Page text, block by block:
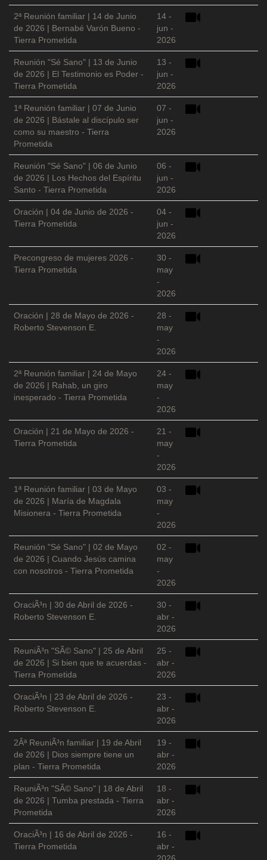
2ª Reunión familiar | 14 de Junio
de 2026 | Bernabé Varón Bueno -
Tierra Prometida
14 -
jun -
2026
Reunión "Sé Sano" | 13 de Junio
de 2026 | El Testimonio es Poder -
Tierra Prometida
13 -
jun -
2026
1ª Reunión familiar | 07 de Junio
de 2026 | Bástale al discípulo ser
como su maestro - Tierra
Prometida
07 -
jun -
2026
Reunión "Sé Sano" | 06 de Junio
de 2026 | Los Hechos del Espíritu
Santo - Tierra Prometida
06 -
jun -
2026
Oración | 04 de Junio de 2026 -
Tierra Prometida
04 -
jun -
2026
Precongreso de mujeres 2026 -
Tierra Prometida
30 -
may
-
2026
Oración | 28 de Mayo de 2026 -
Roberto Stevenson E.
28 -
may
-
2026
2ª Reunión familiar | 24 de Mayo
de 2026 | Rahab, un giro
inesperado - Tierra Prometida
24 -
may
-
2026
Oración | 21 de Mayo de 2026 -
Tierra Prometida
21 -
may
-
2026
1ª Reunión familiar | 03 de Mayo
de 2026 | María de Magdala
Misionera - Tierra Prometida
03 -
may
-
2026
Reunión "Sé Sano" | 02 de Mayo
de 2026 | Cuando Jesús camina
con nosotros - Tierra Prometida
02 -
may
-
2026
OraciÃ³n | 30 de Abril de 2026 -
Roberto Stevenson E.
30 -
abr -
2026
ReuniÃ³n "SÃ© Sano" | 25 de Abril
de 2026 | Si bien que te acuerdas -
Tierra Prometida
25 -
abr -
2026
OraciÃ³n | 23 de Abril de 2026 -
Roberto Stevenson E.
23 -
abr -
2026
2Âª ReuniÃ³n familiar | 19 de Abril
de 2026 | Dios siempre tiene un
plan - Tierra Prometida
19 -
abr -
2026
ReuniÃ³n "SÃ© Sano" | 18 de Abril
de 2026 | Tumba prestada - Tierra
Prometida
18 -
abr -
2026
OraciÃ³n | 16 de Abril de 2026 -
Tierra Prometida
16 -
abr -